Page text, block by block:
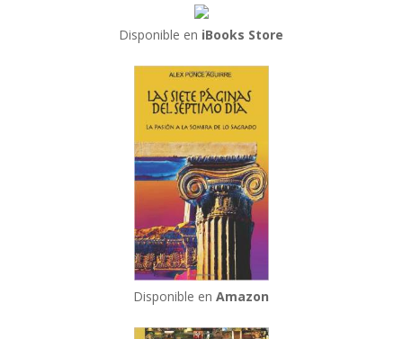
Disponible en iBooks Store
Disponible enAmazon